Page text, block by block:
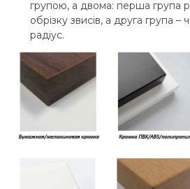
групою, а двома: перша група
обрізку звисів, а друга група
радіус.